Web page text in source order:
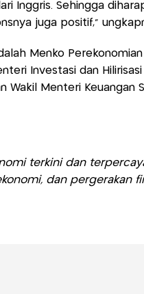
Inggris. Sehingga
juga positif,"
Menko Perekonomian
Investasi dan Hilirisasi
Menteri Keuangan
terkini dan
dan pergerakan